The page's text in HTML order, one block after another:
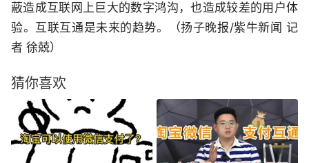
蔽造成互联网上巨大的数字鸿沟，也造成较差的用户体
验。互联互通是未来的趋势。（扬子晚报/紫牛新闻 记
者 徐兢）
猜你喜欢